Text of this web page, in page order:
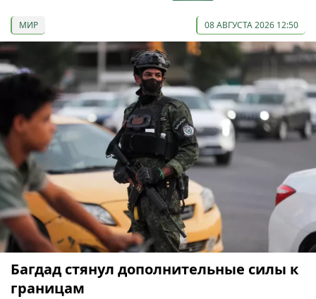
МИР 08 АВГУСТА 2026 12:50
Багдад стянул дополнительные силы к
границам